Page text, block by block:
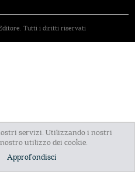
Tutti i diritti riservati
servizi. Utilizzando i nostri
utilizzo dei cookie.
Approfondisci